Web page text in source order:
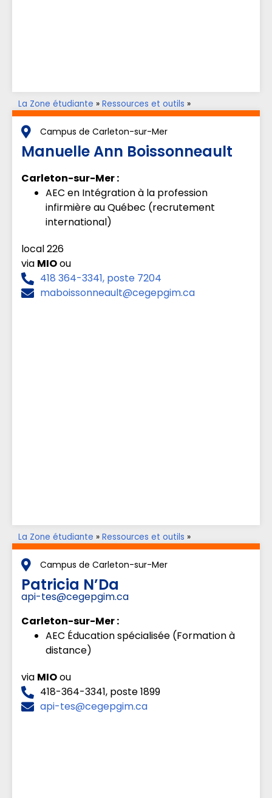
La Zone étudiante » Ressources et outils »
Accompagnement aux apprentissages»Parents aux
étudesCampus de Carleton-sur-Mer
Manuelle Ann Boissonneault
Carleton-sur-Mer :
AEC en Intégration à la profession
infirmière au Québec (recrutement
international)
local 226
via MIOou
418 364-3341, poste 7204
maboissonneault@cegepgim.ca
La Zone étudiante » Ressources et outils »
Accompagnement aux apprentissages»Parents aux
étudesCampus de Carleton-sur-Mer
Patricia N’Da
api-tes@cegepgim.ca
Carleton-sur-Mer :
AEC Éducation spécialisée (Formation à
distance)
via MIOou
418-364-3341, poste 1899
api-tes@cegepgim.ca